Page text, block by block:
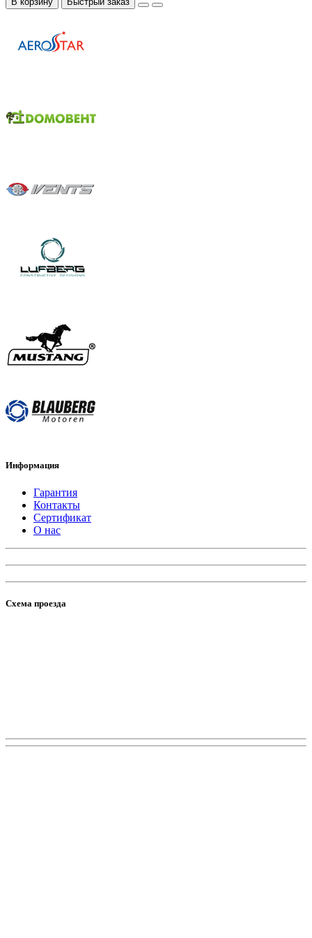
Информация
Гарантия
Контакты
Сертификат
О нас
Схема проезда